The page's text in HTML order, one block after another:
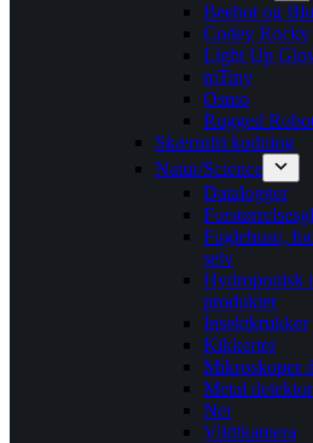
Beebot og
Codey Rocky
Light Up
mTiny
Osmo
Rugged
Skærmfri kodning
Natur/Science
Datalogger
Fuglehuse,
selv
Hydroponisk
produkter
Insektkrukker
Kikkerter
Mikroskoper
Metal
Net
Vildtkamera